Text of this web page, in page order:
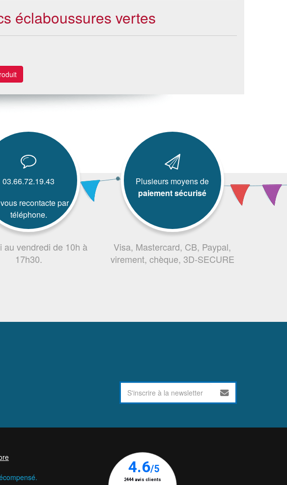
éclaboussures vertes
03.66.72.19.43
recontacte par
téléphone.
au vendredi de 10h à
17h30.
Plusieurs moyens de
paiement sécurisé
Visa, Mastercard, CB, Paypal,
virement, chèque, 3D-SECURE